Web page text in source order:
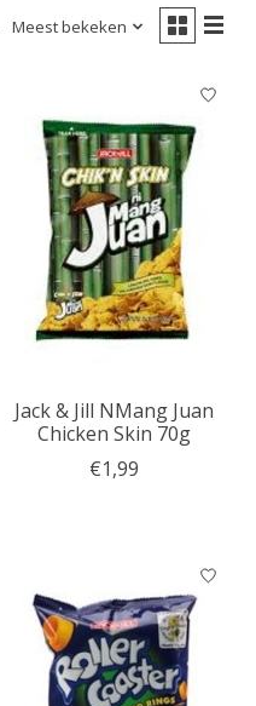
Meest bekeken
Jack & Jill NMang Juan
Chicken Skin 70g
€1,99